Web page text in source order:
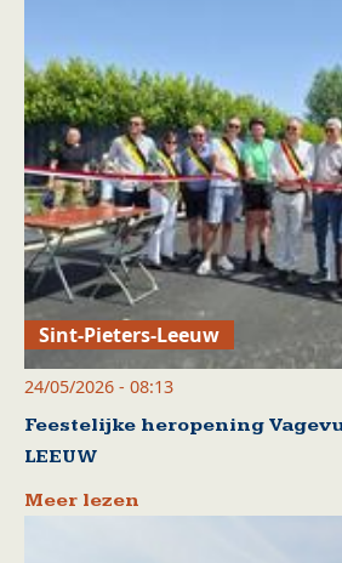
Sint-Pieters-Leeuw
24/05/2026 - 08:13
Feestelijke heropening
LEEUW
Meer lezen